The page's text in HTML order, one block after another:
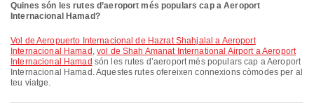
Quines són les rutes d’aeroport més populars cap a Aeroport
Internacional Hamad?
vol de Aeropuerto Internacional de Hazrat Shahjalal a Aeroport
Internacional Hamad , vol de Shah Amanat International Airport a Aeroport
Internacional Hamad són les rutes d’aeroport més populars cap a Aeroport
Internacional Hamad. Aquestes rutes ofereixen connexions còmodes per al
teu viatge.